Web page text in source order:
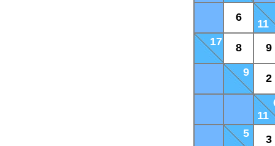
6
11
17
8
9
9
2
11
5
3